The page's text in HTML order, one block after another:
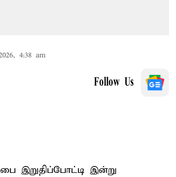
4:38 am
Follow Us
இறுதிப்போட்டி இன்று